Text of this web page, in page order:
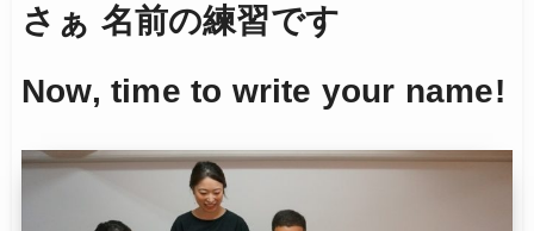
さぁ 名前の練習です
Now, time to write your name!